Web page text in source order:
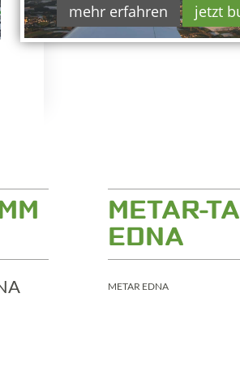
METAR-
EDNA
METAR EDNA
mehr erfahren jetzt